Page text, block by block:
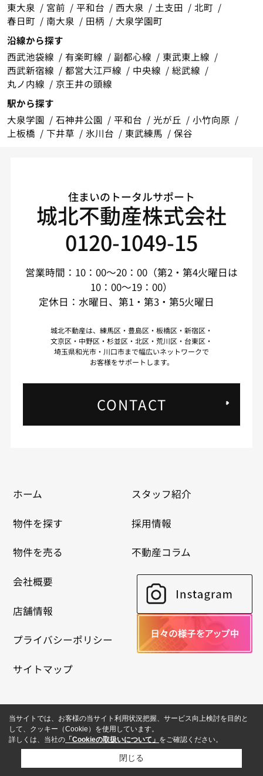
東大泉
宮前 平和台 西大泉 土支田
北町
春日町
南大泉 田柄
大泉学園町
沿線から探す
西武池袋線
有楽町線 副都心線
東武東上線
西武新宿線
都営大江戸線 中央線
総武線
丸ノ内線
京王井の頭線
駅から探す
大泉学園
石神井公園 平和台 光が丘
小竹向原
上板橋
下井草 氷川台 東武練馬 保谷
住まいのトータルサポート
城北不動産株式会社
0120-1049-15
営業時間：10：00～20：00（第2・第4火曜日は
10：00～19：00）
定休日：水曜日、第1・第3・第5火曜日
城北不動産は、練馬区・豊島区・板橋区・新宿区・
文京区・中野区・杉並区・北区・荒川区・台東区・
埼玉県和光市・川口市まで幅広いネットワークで
お客様をサポートします。
CONTACT
ホーム
物件を探す
物件を売る
会社概要
店舗情報
プライバシーポリシー
サイトマップ
スタッフ紹介
採用情報
不動産コラム
当サイトでは、お客様の当サイト利用状況把握、サービス向上検討を目的と
して、クッキー（Cookie）を使用しています。
詳しくは、当社の 「Cookieの取扱いについて」 をご確認ください。
閉じる